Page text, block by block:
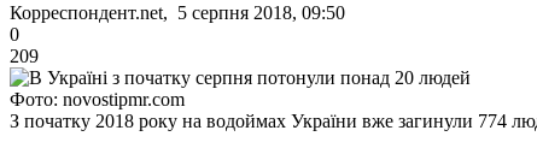
Корреспондент.net, 5 серпня 2018, 09:50
0
209
Фото: novostipmr.com
З початку 2018 року на водоймах України вже загинули 774